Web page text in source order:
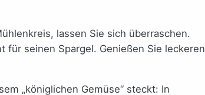
lassen Sie sich überraschen.
für seinen Spargel. Genießen Sie leckeren
„königlichen Gemüse“ steckt: In